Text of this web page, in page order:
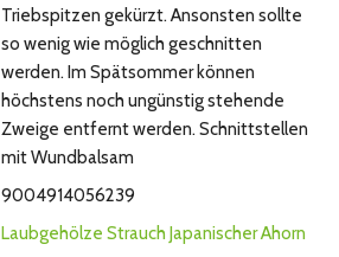
Triebspitzen gekürzt. Ansonsten sollte
so wenig wie möglich geschnitten
werden. Im Spätsommer können
höchstens noch ungünstig stehende
Zweige entfernt werden. Schnittstellen
mit Wundbalsam
9004914056239
Laubgehölze Strauch Japanischer Ahorn